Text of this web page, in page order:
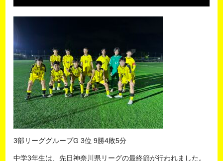
3部リーググループG 3位 9勝4敗5分
中学3年生は、先日神奈川県リーグの最終節が行われました。